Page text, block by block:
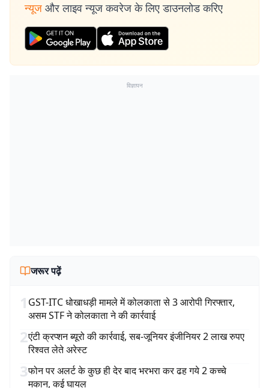
न्यूज और लाइव न्यूज कवरेज के लिए डाउनलोड करिए
विज्ञापन
जरूर पढ़ें
1 GST-ITC धोखाधड़ी मामले में कोलकाता से 3 आरोपी गिरफ्तार,
असम STF ने कोलकाता ने की कार्रवाई
2एंटी क्रप्शन ब्यूरो की कार्रवाई, सब-जूनियर इंजीनियर 2 लाख रुपए
रिश्वत लेते अरेस्ट
3फोन पर अलर्ट के कुछ ही देर बाद भरभरा कर ढह गये 2 कच्चे
मकान, कई घायल